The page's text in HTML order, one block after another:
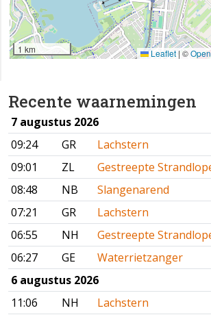
Recente waarnemingen
7 augustus 2026
09:24
GR
Lachstern
09:01
ZL
Gestreepte
08:48
NB
Slangenarend
07:21
GR
Lachstern
06:55
NH
Gestreepte
06:27
GE
Waterrietzanger
6 augustus 2026
11:06
NH
Lachstern
1 km Leaflet | ©